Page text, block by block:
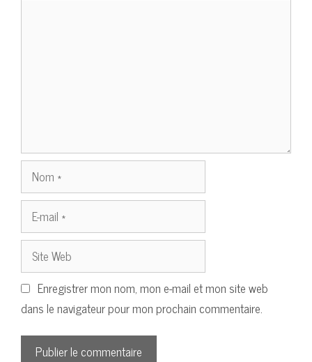
Nom
mail
Site
Web
Enregistrer mon nom, mon e-mail et mon site web
dans le navigateur pour mon prochain commentaire.